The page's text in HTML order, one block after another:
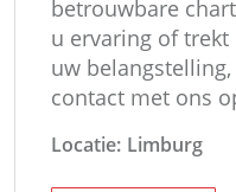
betrouwbare
u ervaring of
uw
contact met ons
Locatie: Limburg